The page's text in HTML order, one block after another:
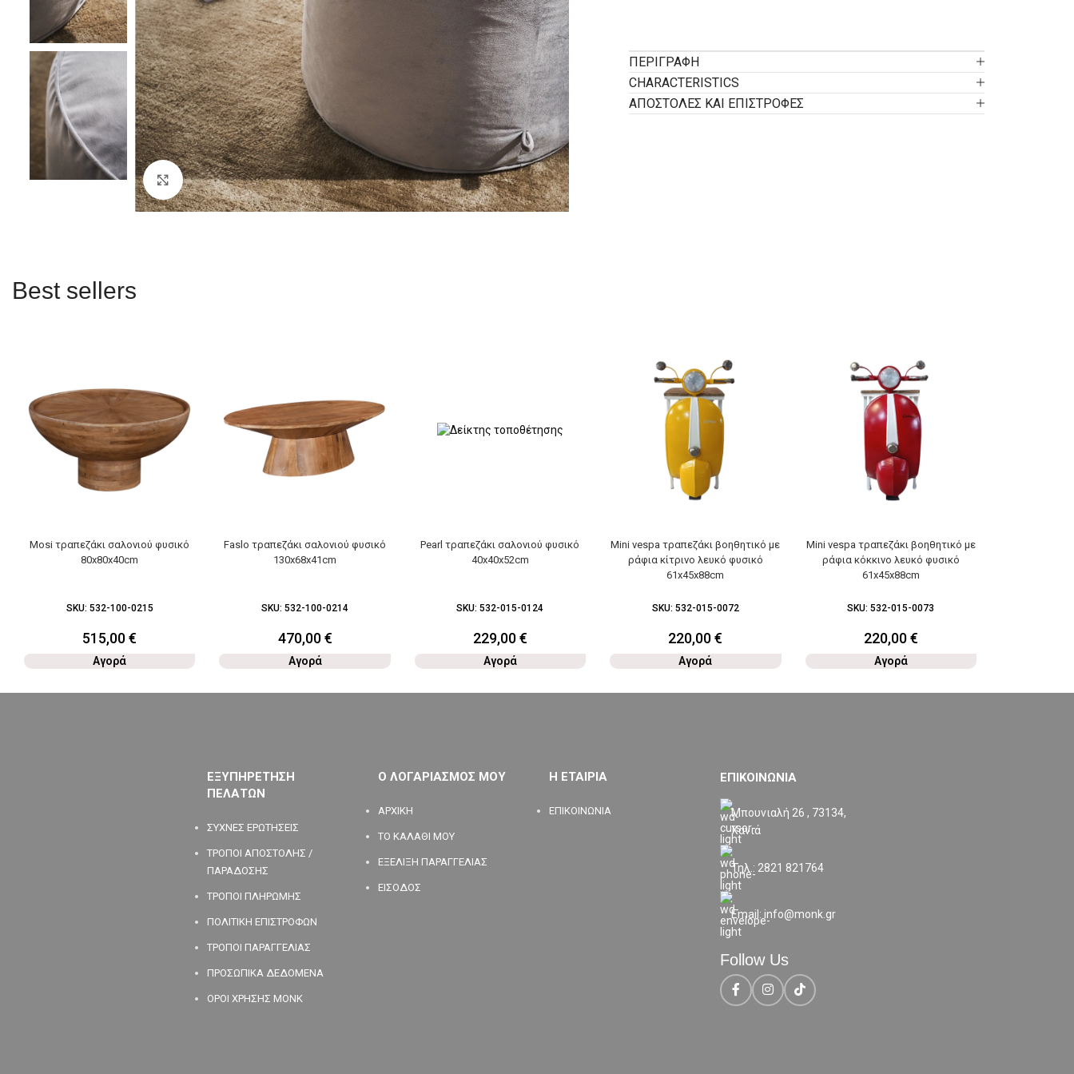
Click to enlarge
ΠΕΡΙΓΡΑΦΉ
CHARACTERISTICS
ΑΠΟΣΤΟΛΕΣ ΚΑΙ ΕΠΙΣΤΡΟΦΕΣ
Best sellers
Mosi τραπεζάκι σαλονιού φυσικό
80x80x40cm
SKU: 532-100-0215
515,00€
Αγορά
Faslo τραπεζάκι σαλονιού φυσικό
130x68x41cm
SKU:532-100-0214
470,00€
Αγορά
Pearl τραπεζάκι σαλονιού φυσικό
40x40x52cm
SKU:532-015-0124
229,00€
Αγορά
Mini vespa τραπεζάκι βοηθητικό με
ράφια κίτρινο λευκό φυσικό
61x45x88cm
SKU: 532-015-0072
220,00€
Αγορά
Mini vespa τραπεζάκι βοηθητικό με
ράφια κόκκινο λευκό φυσικό
61x45x88cm
SKU:532-015-0073
220,00€
Αγορά
ΕΞΥΠΗΡΕΤΗΣΗ
ΠΕΛΑΤΩΝ
ΣΥΧΝΕΣ ΕΡΩΤΗΣΕΙΣ
ΤΡΟΠΟΙ ΑΠΟΣΤΟΛΗΣ /
ΠΑΡΑΔΟΣΗΣ
ΤΡΟΠΟΙ ΠΛΗΡΩΜΗΣ
ΠΟΛΙΤΙΚΗ ΕΠΙΣΤΡΟΦΩΝ
ΤΡΟΠΟΙ ΠΑΡΑΓΓΕΛΙΑΣ
ΠΡΟΣΩΠΙΚΑ ΔΕΔΟΜΕΝΑ
ΟΡΟΙ ΧΡΗΣΗΣ MONK
Ο ΛΟΓΑΡΙΑΣΜΟΣ ΜΟΥ
ΑΡΧΙΚΗ
ΤΟ ΚΑΛΑΘΙ ΜΟΥ
ΕΞΕΛΙΞΗ ΠΑΡΑΓΓΕΛΙΑΣ
ΕΙΣΟΔΟΣ
Η ΕΤΑΙΡΙΑ
ΕΠΙΚΟΙΝΩΝΙΑ
ΕΠΙΚΟΙΝΩΝΙΑ
Μπουνιαλή 26 , 73134,
Χανιά
Τηλ.: 2821 821764
Email: info@monk.gr
Follow Us